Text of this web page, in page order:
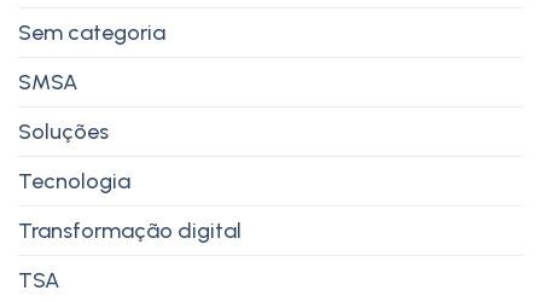
Sem categoria
SMSA
Soluções
Tecnologia
Transformação digital
TSA